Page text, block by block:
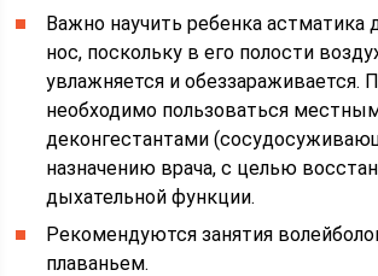
Важно научить ребенка астматика
нос, поскольку в его полости
увлажняется и обеззараживается.
необходимо пользоваться
деконгестантами
назначению врача, с целью
дыхательной функции.
Рекомендуются занятия
плаваньем.